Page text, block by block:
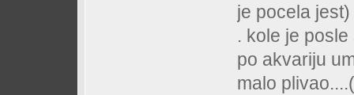
je pocela jest)
. kole je
po akvariju
malo